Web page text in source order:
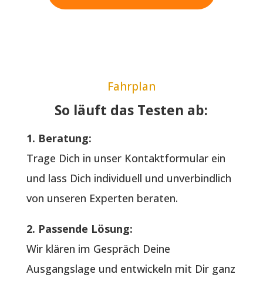
Fahrplan
So läuft das Testen ab:
1. Beratung:
Trage Dich in unser Kontaktformular ein
und lass Dich individuell und unverbindlich
von unseren Experten beraten.
2. Passende Lösung:
Wir klären im Gespräch Deine
Ausgangslage und entwickeln mit Dir ganz